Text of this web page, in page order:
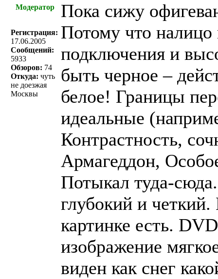
Модератор
Регистрация:
17.06.2005
Сообщений:
5933
Обзоров: 74
Откуда: чуть
не доезжая
Москвы
Пока сижу
Потому что
подключения и
быть черное –
белое! Границы
идеальные
Контрастность,
Армагеддон,
Потыкал туда-
глубокий и
картинке есть.
изображение
виден как снег